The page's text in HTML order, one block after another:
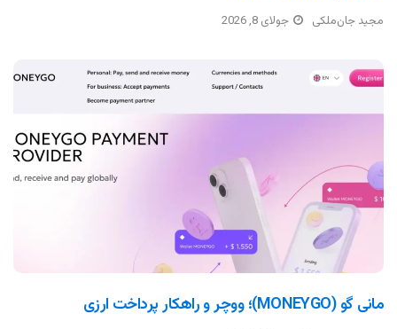
مجید جان‌ملکی جولای 8, 2026
مانی گو (MONEYGO)؛ ووچر و راهکار پرداخت ارزی